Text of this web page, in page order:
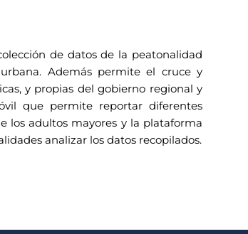
de datos de la peatonalidad
Además permite el cruce y
y propias del gobierno regional y
que permite reportar diferentes
los adultos mayores y la plataforma
analizar los datos recopilados.